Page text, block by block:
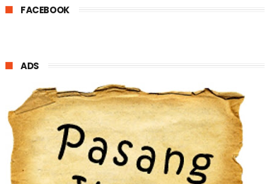
FACEBOOK
ADS